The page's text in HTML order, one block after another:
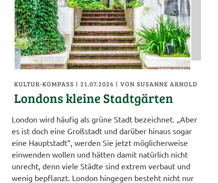
KULTUR-KOMPASS | 21.07.2026 | VON SUSANNE ARNOLD
Londons kleine Stadtgärten
London wird häufig als grüne Stadt bezeichnet. „Aber
es ist doch eine Großstadt und darüber hinaus sogar
eine Hauptstadt“, werden Sie jetzt möglicherweise
einwenden wollen und hätten damit natürlich nicht
unrecht, denn viele Städte sind extrem verbaut und
wenig bepflanzt. London hingegen besteht nicht nur